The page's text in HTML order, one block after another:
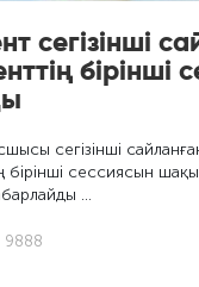
сегізінші
бірінші
сегізінші
бірінші сессиясын
…
9888